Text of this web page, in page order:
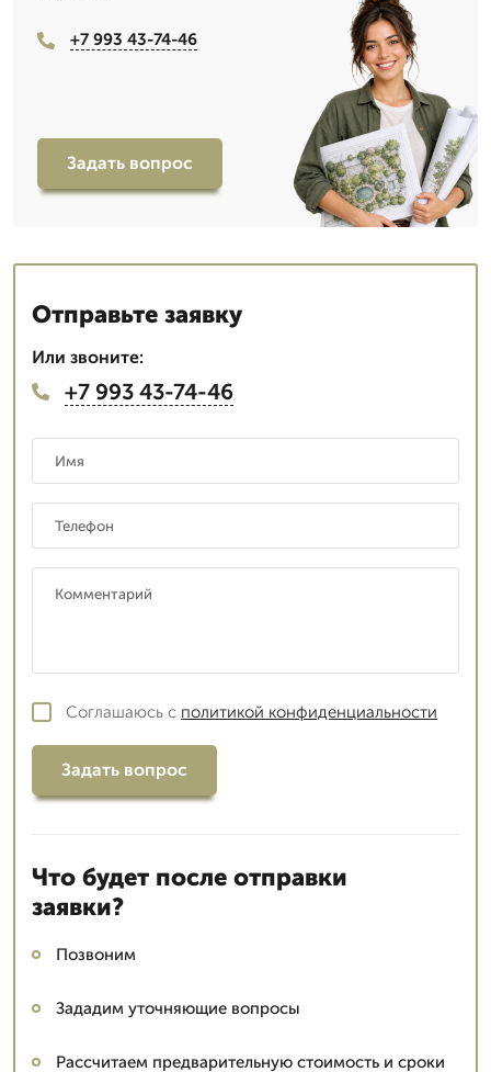
+7 993 43-74-46
Задать вопрос
Отправьте заявку
Или звоните:
+7 993 43-74-46
Соглашаюсь с политикой конфиденциальности
Задать вопрос
Что будет после отправки
заявки?
Позвоним
Зададим уточняющие вопросы
Рассчитаем предварительную стоимость и сроки